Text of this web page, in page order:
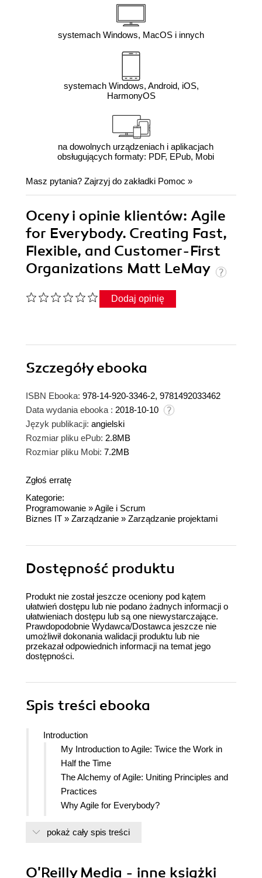
systemach Windows, MacOS i innych
systemach Windows, Android, iOS,
HarmonyOS
na dowolnych urządzeniach i aplikacjach
obsługujących formaty: PDF, EPub, Mobi
Masz pytania? Zajrzyj do zakładki Pomoc »
Oceny i opinie klientów: Agile
for Everybody. Creating Fast,
Flexible, and Customer-First
Organizations Matt LeMay
Dodaj opinię
Szczegółyebooka
ISBN Ebooka: 978-14-920-3346-2, 9781492033462
Data wydania ebooka : 2018-10-10
Język publikacji: angielski
Rozmiar pliku ePub: 2.8MB
Rozmiar pliku Mobi: 7.2MB
Zgłoś erratę
Kategorie:
Programowanie »Agile i Scrum
Biznes IT » Zarządzanie » Zarządzanie projektami
Dostępność produktu
Produkt nie został jeszcze oceniony pod kątem
ułatwień dostępu lub nie podano żadnych informacji o
ułatwieniach dostępu lub są one niewystarczające.
Prawdopodobnie Wydawca/Dostawca jeszcze nie
umożliwił dokonania walidacji produktu lub nie
przekazał odpowiednich informacji na temat jego
dostępności.
Spis treści ebooka
Introduction
My Introduction to Agile: Twice the Work in
Half the Time
The Alchemy of Agile: Uniting Principles and
Practices
Why Agile for Everybody?
How I Wrote This Book
Agile Practice Quick Wins and Deep
pokaż cały spis treści
O'Reilly Media - inne książki